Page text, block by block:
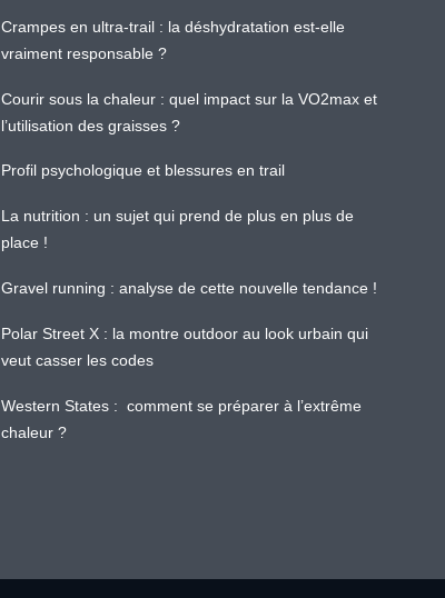
Crampes en ultra-trail : la déshydratation est-elle
vraiment responsable ?
Courir sous la chaleur : quel impact sur la VO2max et
l’utilisation des graisses ?
Profil psychologique et blessures en trail
La nutrition : un sujet qui prend de plus en plus de
place !
Gravel running : analyse de cette nouvelle tendance !
Polar Street X : la montre outdoor au look urbain qui
veut casser les codes
Western States : comment se préparer à l’extrême
chaleur ?